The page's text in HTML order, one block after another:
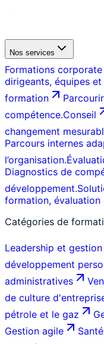
Nos services
Formations corporate
dirigeants, équipes
formation
compétence.Conseil
changement
Parcours internes
l’organisation.
Diagnostics de
développement.
formation, évaluation
Catégories de
Leadership et gestion
développement
administratives
de culture
pétrole et le gaz
Gestion agile